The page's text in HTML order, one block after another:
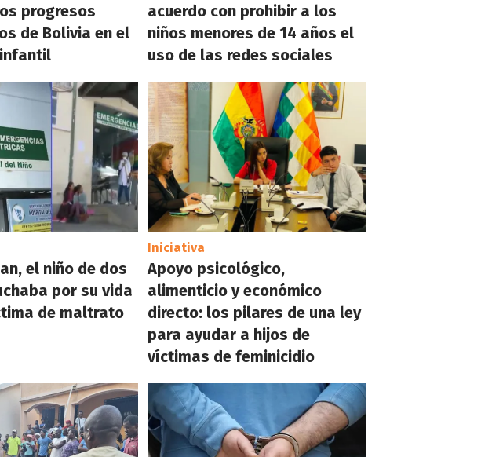
progresos
de Bolivia en el
acuerdo con prohibir a los
niños menores de 14 años el
uso de las redes sociales
el niño de dos
por su vida
de maltrato
Iniciativa
Apoyo psicológico,
alimenticio y económico
directo: los pilares de una ley
para ayudar a hijos de
víctimas de feminicidio